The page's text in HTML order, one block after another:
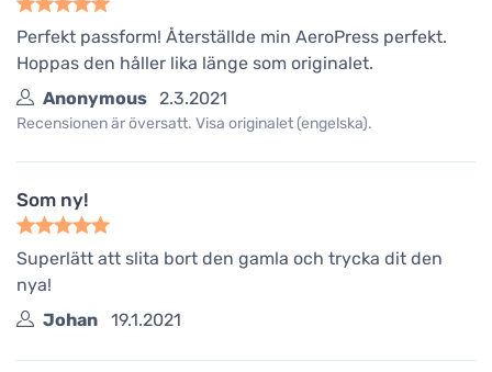
Perfekt passform! Återställde min AeroPress perfekt.
Hoppas den håller lika länge som originalet.
Anonymous 2.3.2021
Recensionen är översatt. Visa originalet (engelska).
Som ny!
Superlätt att slita bort den gamla och trycka dit den
nya!
Johan
19.1.2021